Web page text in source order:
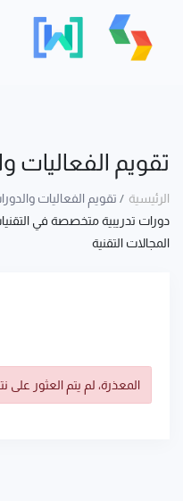
تقويم الفعاليات
الرئيسية
تقويم الفعاليات
دورات تدريبية متخصصة في
المجالات التقنية
المعذرة، لم يتم العثور على